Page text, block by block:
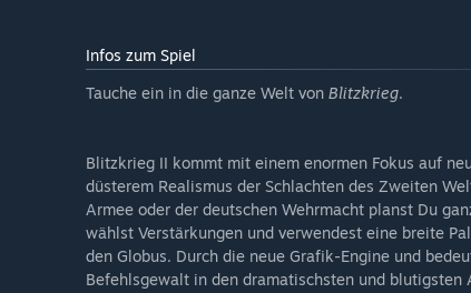
Infos zum Spiel
Tauche ein in die ganze Welt von Blitzkrieg.
Blitzkrieg II kommt mit einem enormen Fokus auf
düsterem Realismus der Schlachten des Zweiten
Armee oder der deutschen Wehrmacht planst Du
wählst Verstärkungen und verwendest eine breite
den Globus. Durch die neue Grafik-Engine und
Befehlsgewalt in den dramatischsten und blutigsten